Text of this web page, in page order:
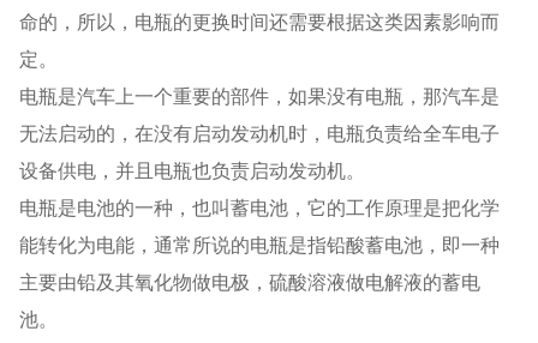
命的，所以，电瓶的更换时间还需要根据这类因素影响而
定。
电瓶是汽车上一个重要的部件，如果没有电瓶，那汽车是
无法启动的，在没有启动发动机时，电瓶负责给全车电子
设备供电，并且电瓶也负责启动发动机。
电瓶是电池的一种，也叫蓄电池，它的工作原理是把化学
能转化为电能，通常所说的电瓶是指铅酸蓄电池，即一种
主要由铅及其氧化物做电极，硫酸溶液做电解液的蓄电
池。